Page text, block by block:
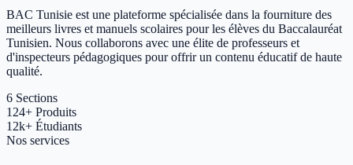
BAC Tunisie est une plateforme spécialisée dans la fourniture des
meilleurs livres et manuels scolaires pour les élèves du Baccalauréat
Tunisien. Nous collaborons avec une élite de professeurs et
d'inspecteurs pédagogiques pour offrir un contenu éducatif de haute
qualité.
6 Sections
124+ Produits
12k+ Étudiants
Nos services